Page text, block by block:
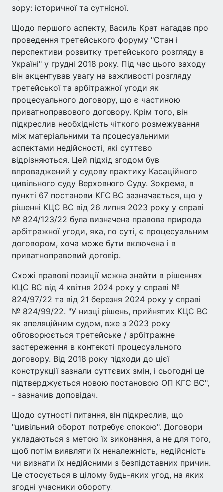
зору: історичної та сутнісної.
Щодо першого аспекту, Василь Крат нагадав про
проведення третейського форуму "Стан і
перспективи розвитку третейського розгляду в
Україні" у грудні 2018 року. Під час цього заходу
він акцентував увагу на важливості розгляду
третейської та арбітражної угоди як
процесуального договору, що є частиною
приватноправового договору. Крім того, він
підкреслив необхідність чіткого розмежування
між матеріальними та процесуальними
аспектами недійсності, які суттєво
відрізняються. Цей підхід згодом був
впроваджений у судову практику Касаційного
цивільного суду Верховного Суду. Зокрема, в
пункті 67 постанови КГС ВС зазначається, що у
рішенні КЦС ВС від 26 липня 2023 року у справі
№ 824/123/22 була визначена правова природа
арбітражної угоди, яка, по суті, є процесуальним
договором, хоча може бути включена і в
приватноправовий договір.
Схожі правові позиції можна знайти в рішеннях
КЦС ВС від 4 квітня 2024 року у справі №
824/97/22 та від 21 березня 2024 року у справі
№ 824/99/22. "У низці рішень, прийнятих КЦС ВС
як апеляційним судом, вже з 2023 року
обговорюється третейське / арбітражне
застереження в контексті процесуального
договору. Від 2018 року підходи до цієї
конструкції зазнали суттєвих змін, і сьогодні це
підтверджується новою постановою ОП КГС ВС",
- зазначив доповідач.
Щодо сутності питання, він підкреслив, що
"цивільний оборот потребує спокою". Договори
укладаються з метою їх виконання, а не для того,
щоб потім виявляти їх неналежність, недійсність
чи визнати їх недійсними з безпідставних причин.
Це стосується в цілому будь-яких угод, на яких
згодні учасники обороту.